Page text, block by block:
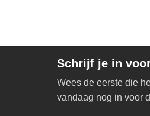
Schrijf je in
Wees de eerste die
vandaag nog in voor